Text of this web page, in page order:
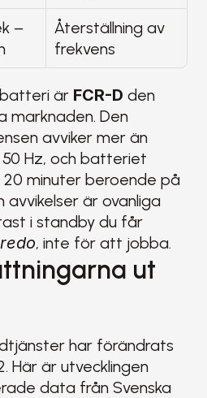
–
Återställning av
frekvens
är FCR-D den
marknaden. Den
avviker mer än
Hz, och batteriet
20 minuter beroende på
avvikelser är ovanliga
i standby du får
redo, inte för att jobba.
ut
har förändrats
Här är utvecklingen
data från Svenska